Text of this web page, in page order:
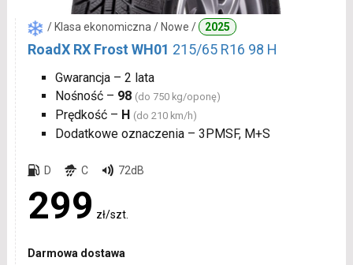
/ Klasa ekonomiczna / Nowe / 2025
RoadX RX Frost WH01 215/65 R16 98 H
Gwarancja – 2 lata
Nośność – 98 (do 750 kg/oponę)
Prędkość – H (do 210 km/h)
Dodatkowe oznaczenia – 3PMSF, M+S
D C 72dB
299 zł/szt.
Darmowa dostawa